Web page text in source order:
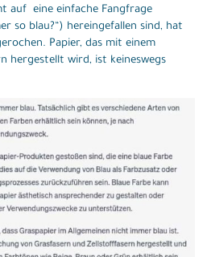
auf eine einfache Fangfrage
so blau?“) hereingefallen sind, hat
Papier, das mit einem
hergestellt wird, ist keineswegs